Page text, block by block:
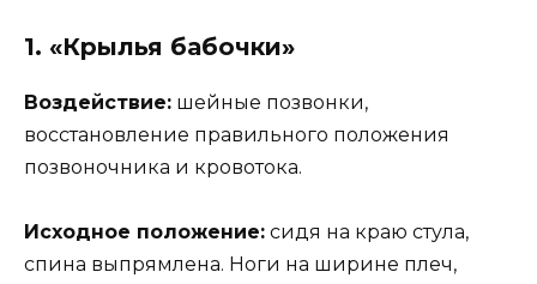
1. «Крылья бабочки»
Воздействие: шейные позвонки,
восстановление правильного положения
позвоночника и кровотока.
Исходное положение: сидя на краю стула,
спина выпрямлена. Ноги на ширине плеч,